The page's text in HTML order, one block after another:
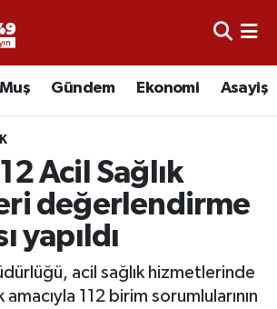
Muş Gündem Ekonomi Asayiş
Acil Sağlık
değerlendirme
yapıldı
acil sağlık hizmetlerinde
112 birim sorumlularının
Eczaneler
Vakitleri
Haritası
Grup Puan Durumu ve Fikstür